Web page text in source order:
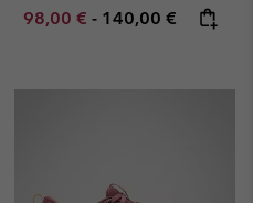
Minimum sale price:
98,00 € - Maximum price:
140,00 €